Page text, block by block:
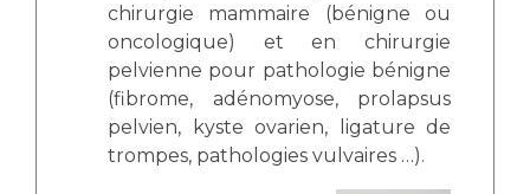
chirurgie mammaire (bénigne ou
oncologique) et en chirurgie
pelvienne pour pathologie bénigne
(fibrome, adénomyose, prolapsus
pelvien, kyste ovarien, ligature de
trompes, pathologies vulvaires …).